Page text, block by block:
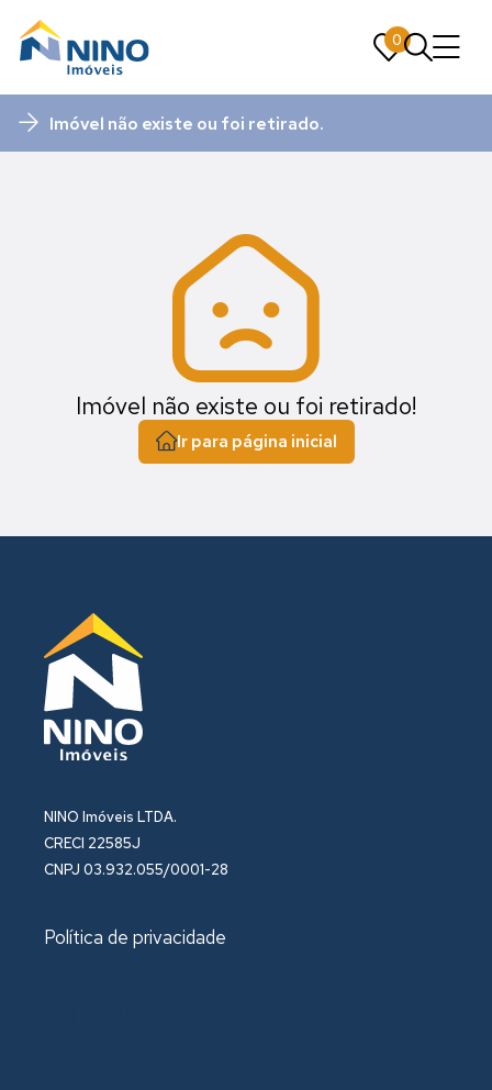
0
0
Imóvel não existe ou foi retirado.
Imóvel não existe ou foi retirado!
Ir para página inicial
NINO Imóveis LTDA.
CRECI 22585J
CNPJ 03.932.055/0001-28
Política de privacidade